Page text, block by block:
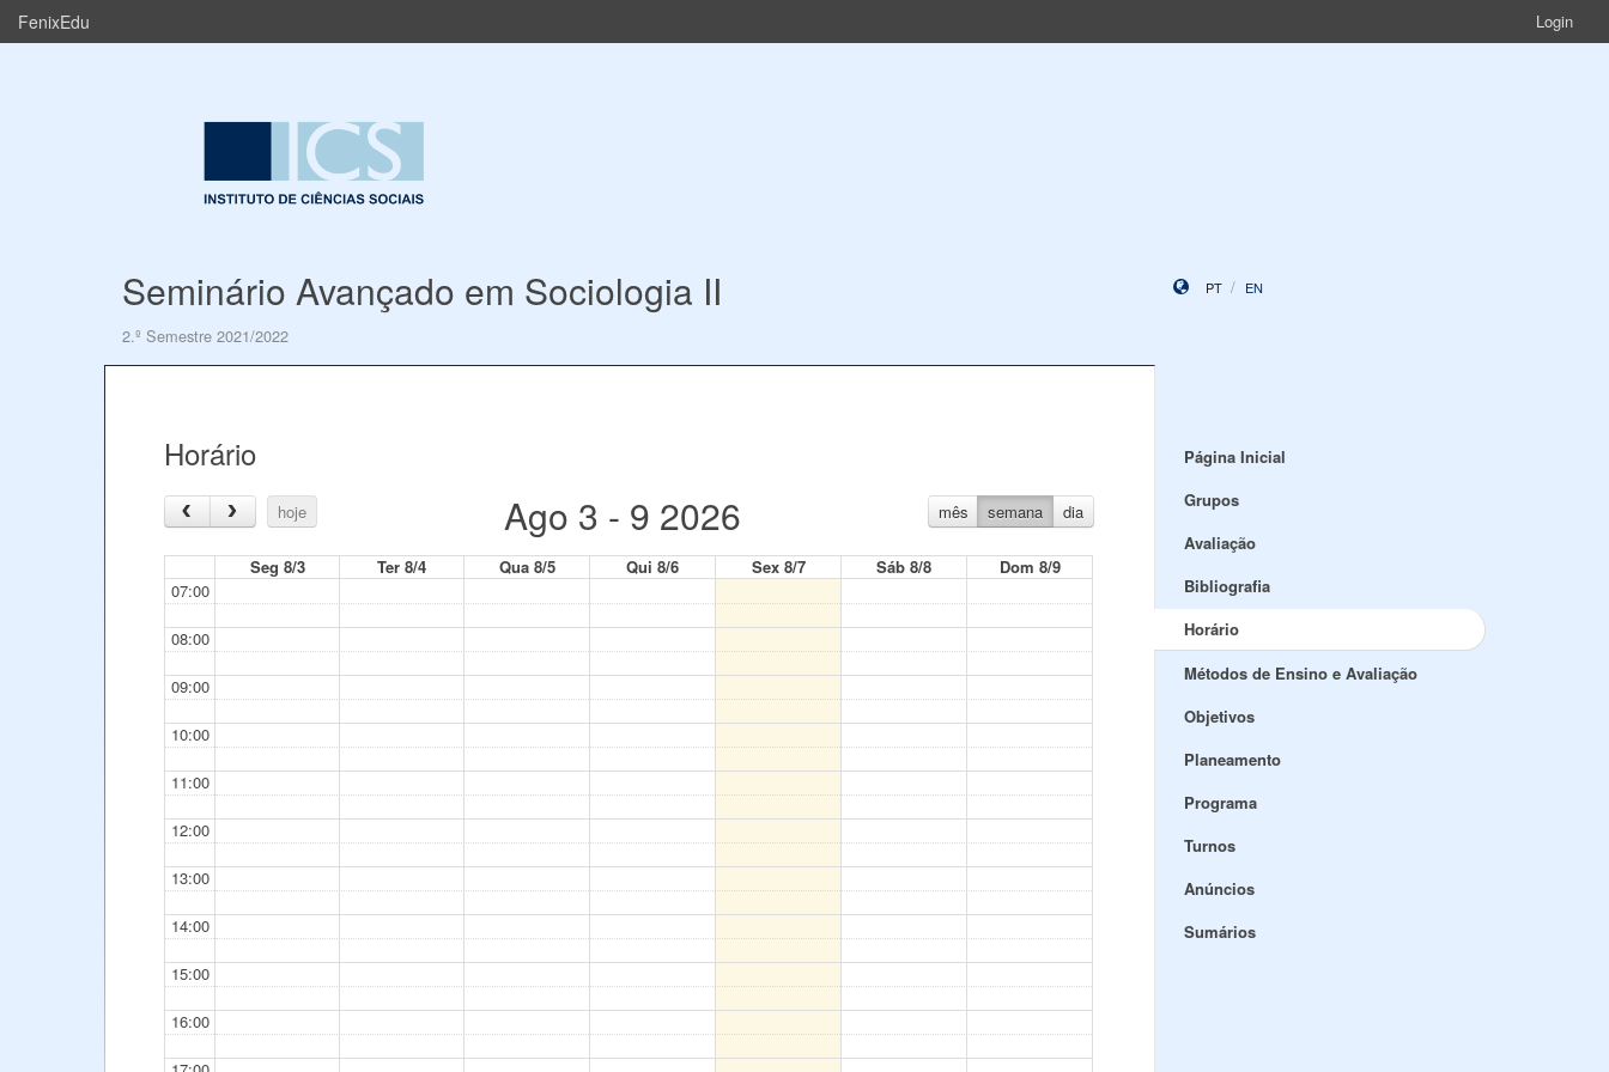
FenixEdu Login
Seminário Avançado em Sociologia II
2.º Semestre 2021/2022
PT EN
Horário
hoje mês semana dia
Ago 3 - 9 2026
Seg 8/3 Ter 8/4 Qua 8/5 Qui 8/6 Sex 8/7 Sáb 8/8
Dom 8/9
07:00
08:00
09:00
10:00
11:00
12:00
13:00
14:00
15:00
16:00
Página Inicial
Grupos
Avaliação
Bibliografia
Horário
Métodos de Ensino e Avaliação
Objetivos
Planeamento
Programa
Turnos
Anúncios
Sumários